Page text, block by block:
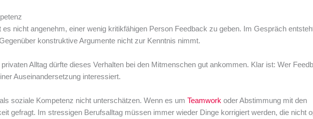
nicht angenehm, einer wenig kritikfähigen Person Feedback zu geben. Im Gespräch
konstruktive Argumente nicht zur Kenntnis nimmt.
Alltag dürfte dieses Verhalten bei den Mitmenschen gut ankommen. Klar ist: Wer
Auseinandersetzung interessiert.
soziale Kompetenz nicht unterschätzen. Wenn es um Teamwork oder Abstimmung mit den
gefragt. Im stressigen Berufsalltag müssen immer wieder Dinge korrigiert werden, die nicht